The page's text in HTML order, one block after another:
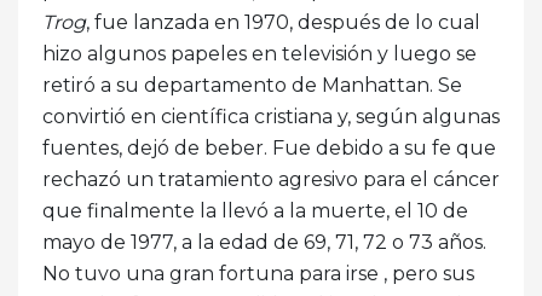
Trog, fue lanzada en 1970, después de lo cual
hizo algunos papeles en televisión y luego se
retiró a su departamento de Manhattan. Se
convirtió en científica cristiana y, según algunas
fuentes, dejó de beber. Fue debido a su fe que
rechazó un tratamiento agresivo para el cáncer
que finalmente la llevó a la muerte, el 10 de
mayo de 1977, a la edad de 69, 71, 72 o 73 años.
No tuvo una gran fortuna para irse , pero sus